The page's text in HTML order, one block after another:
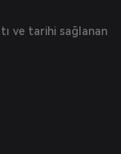
ve tarihi sağlanan